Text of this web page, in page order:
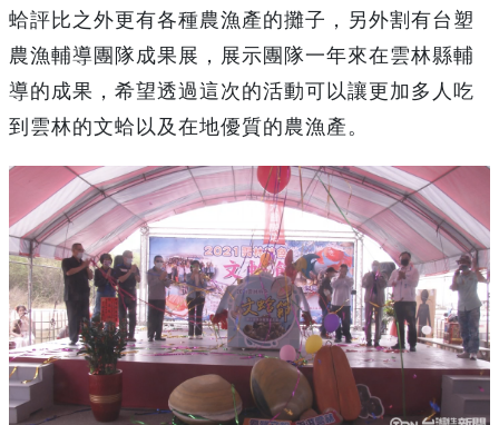
蛤評比之外更有各種農漁產的攤子，另外割有台塑
農漁輔導團隊成果展，展示團隊一年來在雲林縣輔
導的成果，希望透過這次的活動可以讓更加多人吃
到雲林的文蛤以及在地優質的農漁產。